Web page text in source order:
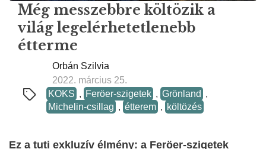
Még messzebbre költözik a
világ legelérhetetlenebb
étterme
Orbán Szilvia
2022. március 25.
KOKS , Feröer-szigetek , Grönland ,
Michelin-csillag , étterem , költözés
Ez a tuti exkluzív élmény: a Feröer-szigetek